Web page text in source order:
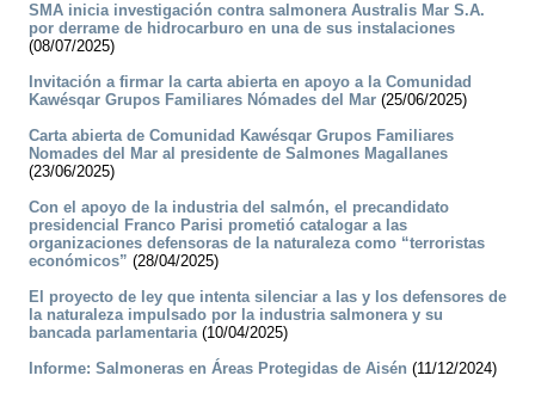
SMA inicia investigación contra salmonera Australis Mar S.A.
por derrame de hidrocarburo en una de sus instalaciones
(08/07/2025)
Invitación a firmar la carta abierta en apoyo a la Comunidad
Kawésqar Grupos Familiares Nómades del Mar (25/06/2025)
Carta abierta de Comunidad Kawésqar Grupos Familiares
Nomades del Mar al presidente de Salmones Magallanes
(23/06/2025)
Con el apoyo de la industria del salmón, el precandidato
presidencial Franco Parisi prometió catalogar a las
organizaciones defensoras de la naturaleza como “terroristas
económicos” (28/04/2025)
El proyecto de ley que intenta silenciar a las y los defensores de
la naturaleza impulsado por la industria salmonera y su
bancada parlamentaria(10/04/2025)
Informe: Salmoneras en Áreas Protegidas de Aisén (11/12/2024)